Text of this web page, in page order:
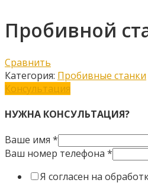
Пробивной
Сравнить
Категория: Пробивные станки
Консультация
НУЖНА КОНСУЛЬТАЦИЯ?
Ваше имя *
Ваш номер телефона *
Я согласен на